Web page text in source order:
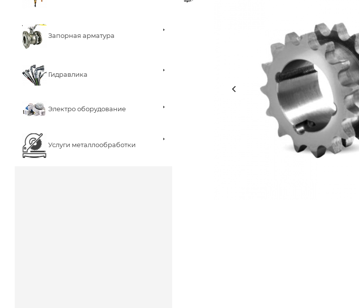
Запорная арматура
Гидравлика
Электро оборудование
Услуги металлообработки